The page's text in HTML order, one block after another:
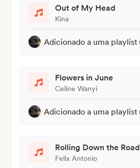
Out of My Head
Kina
Adicionado a uma playlist
Flowers in June
Celine Wanyi
Adicionado a uma playlist
Rolling Down the Road
Felix Antonio